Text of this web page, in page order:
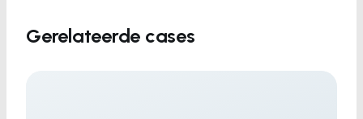
Gerelateerde cases